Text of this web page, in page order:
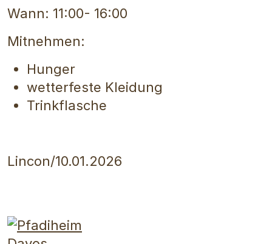
Wann: 11:00- 16:00
Mitnehmen:
Hunger
wetterfeste Kleidung
Trinkflasche
Lincon/10.01.2026